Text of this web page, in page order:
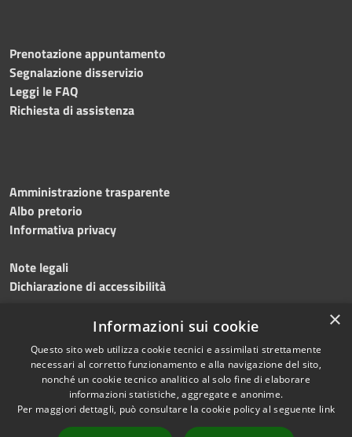
Prenotazione appuntamento
Segnalazione disservizio
Leggi le FAQ
Richiesta di assistenza
Amministrazione trasparente
Albo pretorio
Informativa privacy
Note legali
Dichiarazione di accessibilità
Meccanismo di feedback
Accessibilità
Copyright © 2026 • Comune di
Gerenzano • Powered by
×
Informazioni sui cookie
Questo sito web utilizza cookie tecnici e assimilati strettamente
necessari al corretto funzionamento e alla navigazione del sito,
nonché un cookie tecnico analitico al solo fine di elaborare
informazioni statistiche, aggregate e anonime.
Per maggiori dettagli, può consultare la cookie policy al seguente link